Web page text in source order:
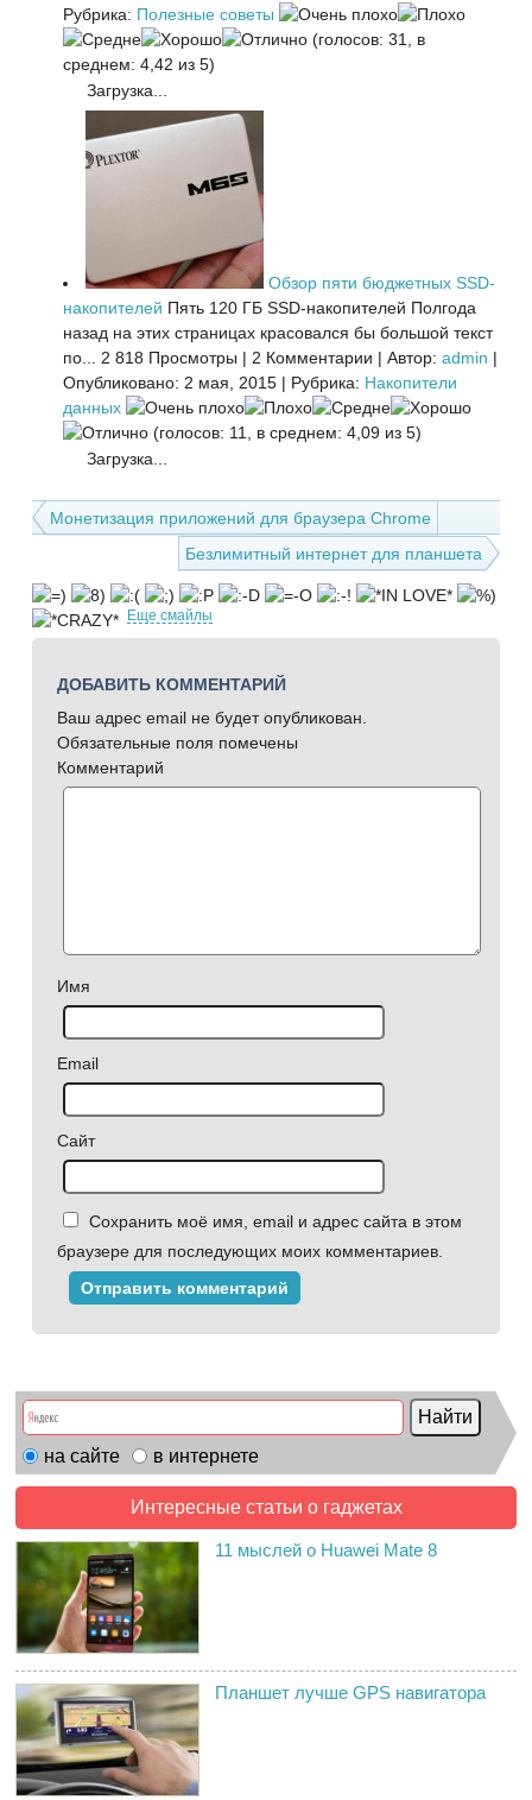
Рубрика: Полезные советы
(голосов: 31, в
среднем: 4,42 из 5)
Загрузка...
Обзор пяти бюджетных SSD-
накопителей Пять 120 ГБ SSD-накопителей Полгода
назад на этих страницах красовался бы большой текст
по...
2 818 Просмотры | 2 Комментарии | Автор: admin |
Опубликовано: 2 мая, 2015 | Рубрика: Накопители
данных
(голосов: 11, в среднем: 4,09 из 5)
Загрузка...
Монетизация приложений для браузера Chrome
Безлимитный интернет для планшета
Еще смайлы
ДОБАВИТЬ КОММЕНТАРИЙ
Ваш адрес email не будет опубликован.
Обязательные поля помечены
Комментарий
Имя
Email
Сайт
Сохранить моё имя, email и адрес сайта в этом
браузере для последующих моих комментариев.
на сайте в интернете
Интересные статьи о гаджетах
11 мыслей о Huawei Mate 8
Планшет лучше GPS навигатора